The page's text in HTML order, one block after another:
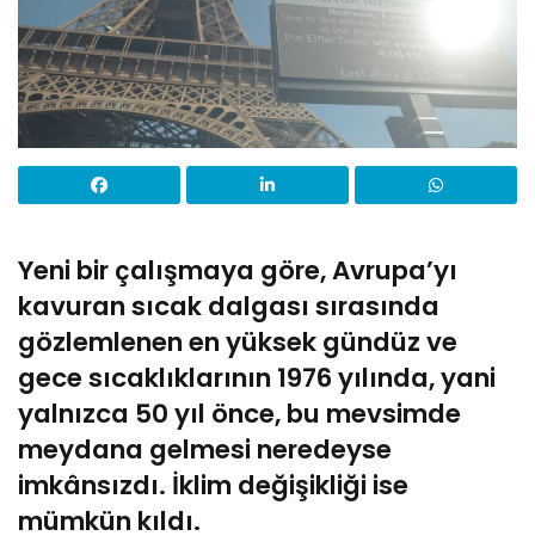
Yeni bir çalışmaya göre, Avrupa’yı
kavuran sıcak dalgası sırasında
gözlemlenen en yüksek gündüz ve
gece sıcaklıklarının 1976 yılında, yani
yalnızca 50 yıl önce, bu mevsimde
meydana gelmesi neredeyse
imkânsızdı. İklim değişikliği ise
mümkün kıldı.